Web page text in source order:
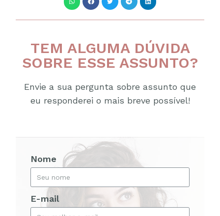
TEM ALGUMA DÚVIDA
SOBRE ESSE ASSUNTO?
Envie a sua pergunta sobre assunto que
eu responderei o mais breve possível!
Nome
E-mail